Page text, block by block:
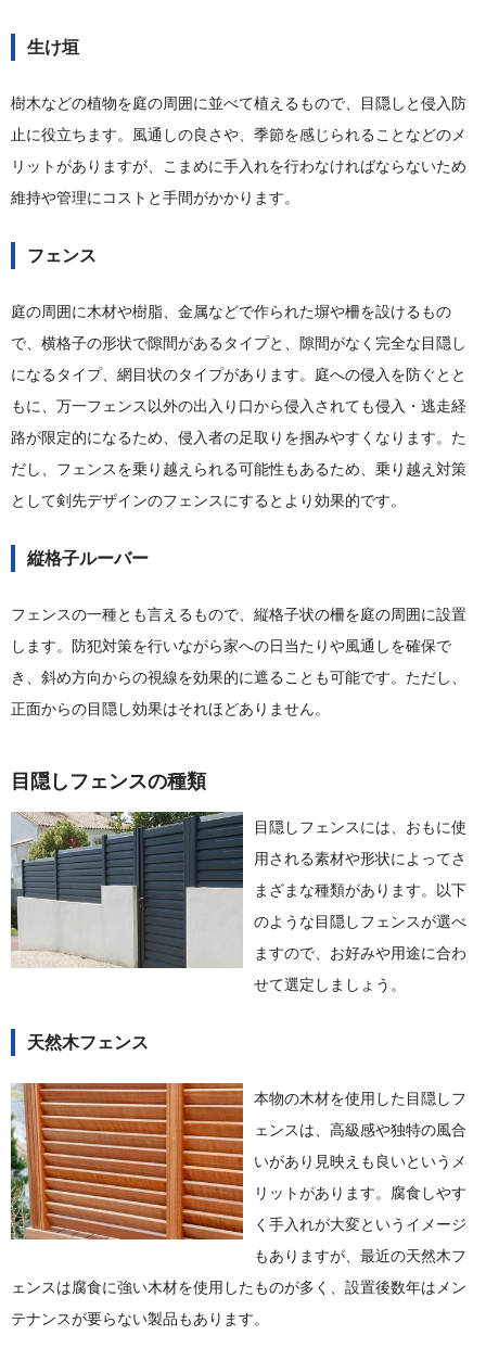
生け垣
樹木などの植物を庭の周囲に並べて植えるもので、目隠しと侵入防
止に役立ちます。風通しの良さや、季節を感じられることなどのメ
リットがありますが、こまめに手入れを行わなければならないため
維持や管理にコストと手間がかかります。
フェンス
庭の周囲に木材や樹脂、金属などで作られた塀や柵を設けるもの
で、横格子の形状で隙間があるタイプと、隙間がなく完全な目隠し
になるタイプ、網目状のタイプがあります。庭への侵入を防ぐとと
もに、万一フェンス以外の出入り口から侵入されても侵入・逃走経
路が限定的になるため、侵入者の足取りを掴みやすくなります。た
だし、フェンスを乗り越えられる可能性もあるため、乗り越え対策
として剣先デザインのフェンスにするとより効果的です。
縦格子ルーバー
フェンスの一種とも言えるもので、縦格子状の柵を庭の周囲に設置
します。防犯対策を行いながら家への日当たりや風通しを確保で
き、斜め方向からの視線を効果的に遮ることも可能です。ただし、
正面からの目隠し効果はそれほどありません。
目隠しフェンスの種類
目隠しフェンスには、おもに使
用される素材や形状によってさ
まざまな種類があります。以下
のような目隠しフェンスが選べ
ますので、お好みや用途に合わ
せて選定しましょう。
天然木フェンス
本物の木材を使用した目隠しフ
ェンスは、高級感や独特の風合
いがあり見映えも良いというメ
リットがあります。腐食しやす
く手入れが大変というイメージ
もありますが、最近の天然木フ
ェンスは腐食に強い木材を使用したものが多く、設置後数年はメン
テナンスが要らない製品もあります。